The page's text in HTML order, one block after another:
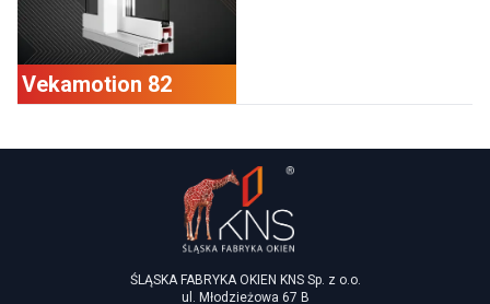
Vekamotion 82
ŚLĄSKA FABRYKA OKIEN KNS Sp. z o.o.
ul. Młodzieżowa 67 B